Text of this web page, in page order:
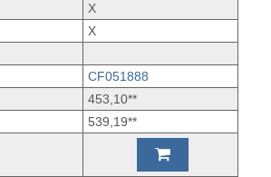
X
X
CF051888
453,10**
539,19**